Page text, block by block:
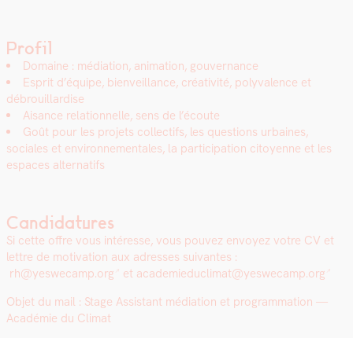
Profil
Domaine : médi­a­tion, ani­ma­tion, gou­ver­nance
Esprit d’équipe, bien­veil­lance, créa­tiv­ité, poly­va­lence et
débrouil­lardise
Aisance rela­tion­nelle, sens de l’écoute
Goût pour les pro­jets col­lec­tifs, les ques­tions urbaines,
sociales et envi­ron­nemen­tales, la par­tic­i­pa­tion citoyenne et les
espaces alter­nat­ifs
Candidatures
Si cette offre vous intéresse, vous pou­vez envoyez votre CV et
let­tre de moti­va­tion aux adress­es suiv­antes :
rh@yeswecamp.org
et academieduclimat@yeswecamp.org
Objet du mail : Stage Assis­tant médi­a­tion et pro­gram­ma­tion —
Académie du Cli­mat